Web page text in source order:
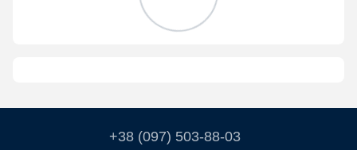
+38 (097) 503-88-03